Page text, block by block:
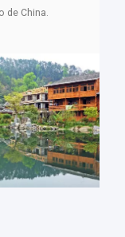
de China.